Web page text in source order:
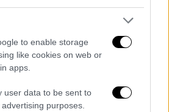
to enable storage
like cookies on web or
apps.
user data to be sent to
purposes.
γρήγορα. Ο λαός
ένας θρύλος του
μια φωνή που ένωσε
Όμως,
. Οι συνεχείς αγώνες,
Οι δυο τους